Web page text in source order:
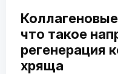
что такое
регенерация
хряща